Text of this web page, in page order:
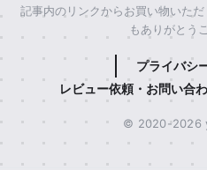
記事内のリンクからお買い物いた
もありがとう
プライバシ
レビュー依頼・お問い合
© 2020-2026